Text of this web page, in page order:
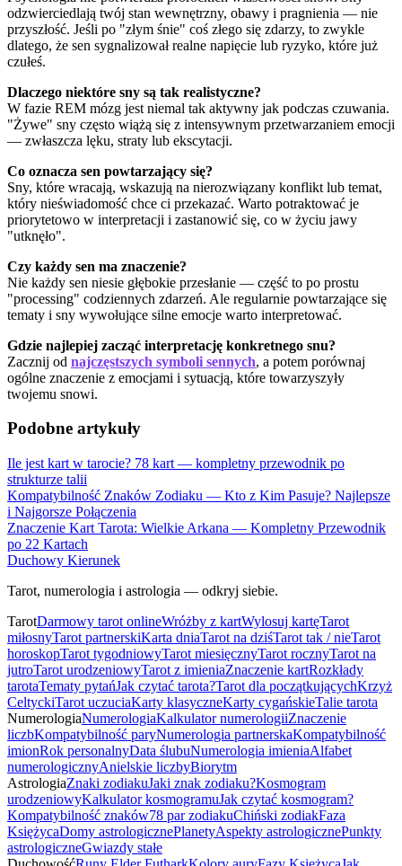
odzwierciedlają twój stan wewnętrzny, obawy i pragnienia — nie
przyszłość. Jeśli po "złym śnie" coś złego się zdarzy, to zwykle
dlatego, że sen sygnalizował realne napięcie lub ryzyko, które już
czułeś.
Dlaczego niektóre sny są tak realistyczne?
W fazie REM mózg jest niemal tak aktywny jak podczas czuwania.
"Żywe" sny często wiążą się z intensywnym przetwarzaniem emocji
— zwłaszcza lęku, straty lub ekscytacji.
Co oznacza sen powtarzający się?
Sny, które wracają, wskazują na nierozwiązany konflikt lub temat,
który nieświadomość chce ci przekazać. Warto potraktować je
priorytetowo w interpretacji i zastanowić się, co w życiu jawy
"utknęło".
Czy każdy sen ma znaczenie?
Nie każdy sen niesie głębokie przesłanie — część to po prostu
"processing" codziennych zdarzeń. Ale regularnie powtarzające się
tematy i sny wywołujące silne emocje warto interpretować.
Gdzie najlepiej zacząć interpretację konkretnego snu?
Zacznij od najczęstszych symboli sennych, a potem porównaj
ogólne znaczenie z emocjami i sytuacją, które towarzyszyły
twojemu snowi.
Podobne artykuły
Ile jest kart w tarocie? 78 kart — kompletny przewodnik po
strukturze talii
Kompatybilność Znaków Zodiaku — Kto z Kim Pasuje? Najlepsze
i Najgorsze Połączenia
Znaczenie Kart Tarota: Wielkie Arkana — Kompletny Przewodnik
po 22 Kartach
Duchowy Kierunek
Tarot, numerologia i astrologia — odkryj siebie.
TarotDarmowy tarot onlineWróżby z kartWylosuj kartęTarot
miłosnyTarot partnerskiKarta dniaTarot na dziśTarot tak / nieTarot
horoskopTarot tygodniowyTarot miesięcznyTarot rocznyTarot na
jutroTarot urodzeniowyTarot z imieniaZnaczenie kartRozkłady
tarotaTematy pytańJak czytać tarota?Tarot dla początkującychKrzyż
CeltyckiTarot uczuciaKarty klasyczneKarty cygańskieTalie tarota
NumerologiaNumerologiaKalkulator numerologiiZnaczenie
liczbKompatybilność paryNumerologia partnerskaKompatybilność
imionRok personalnyData ślubuNumerologia imieniaAlfabet
numerologicznyAnielskie liczbyBiorytm
AstrologiaZnaki zodiakuJaki znak zodiaku?Kosmogram
urodzeniowyKalkulator kosmogramuJak czytać kosmogram?
Kompatybilność znaków78 par zodiakuChiński zodiakFaza
KsiężycaDomy astrologicznePlanetyAspekty astrologicznePunkty
astrologiczneGwiazdy stałe